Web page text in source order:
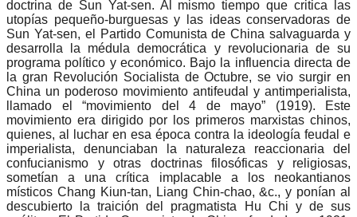
doctrina de Sun Yat-sen. Al mismo tiempo que critica las
utopías pequeño-burguesas y las ideas conservadoras de
Sun Yat-sen, el Partido Comunista de China salvaguarda y
desarrolla la médula democrática y revolucionaria de su
programa político y económico. Bajo la influencia directa de
la gran Revolución Socialista de Octubre, se vio surgir en
China un poderoso movimiento antifeudal y antimperialista,
llamado el “movimiento del 4 de mayo” (1919). Este
movimiento era dirigido por los primeros marxistas chinos,
quienes, al luchar en esa época contra la ideología feudal e
imperialista, denunciaban la naturaleza reaccionaria del
confucianismo y otras doctrinas filosóficas y religiosas,
sometían a una crítica implacable a los neokantianos
místicos Chang Kiun-tan, Liang Chin-chao, &c., y ponían al
descubierto la traición del pragmatista Hu Chi y de sus